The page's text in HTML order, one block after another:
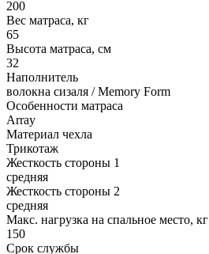
200
Вес матраса, кг
65
Высота матраса, см
32
Наполнитель
волокна сизаля / Memory Form
Особенности матраса
Array
Материал чехла
Трикотаж
Жесткость стороны 1
средняя
Жесткость стороны 2
средняя
Макс. нагрузка на спальное место, кг
150
Срок службы